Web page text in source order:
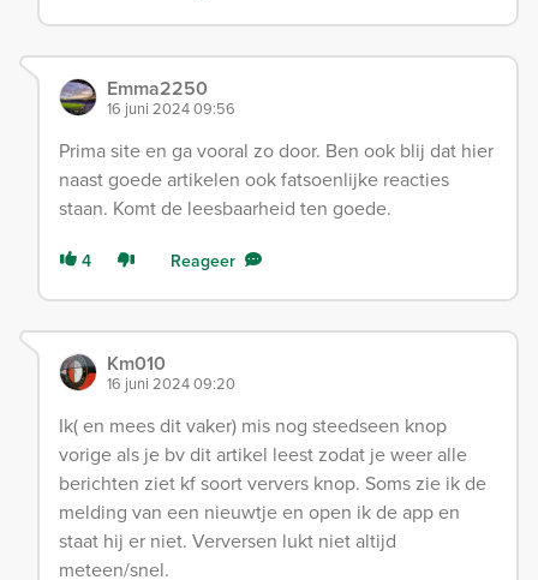
Emma2250
16 juni 2024 09:56
Prima site en ga vooral zo door. Ben ook blij dat hier
naast goede artikelen ook fatsoenlijke reacties
staan. Komt de leesbaarheid ten goede.
4 Reageer
Km010
16 juni 2024 09:20
Ik( en mees dit vaker) mis nog steedseen knop
vorige als je bv dit artikel leest zodat je weer alle
berichten ziet kf soort ververs knop. Soms zie ik de
melding van een nieuwtje en open ik de app en
staat hij er niet. Verversen lukt niet altijd
meteen/snel.